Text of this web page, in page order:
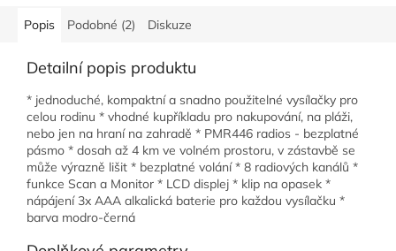
Popis Podobné (2) Diskuze
Detailní popis produktu
* jednoduché, kompaktní a snadno použitelné vysílačky pro
celou rodinu * vhodné kupříkladu pro nakupování, na pláži,
nebo jen na hraní na zahradě * PMR446 radios - bezplatné
pásmo * dosah až 4 km ve volném prostoru, v zástavbě se
může výrazně lišit * bezplatné volání * 8 radiových kanálů *
funkce Scan a Monitor * LCD displej * klip na opasek *
nápájení 3x AAA alkalická baterie pro každou vysílačku *
barva modro-černá